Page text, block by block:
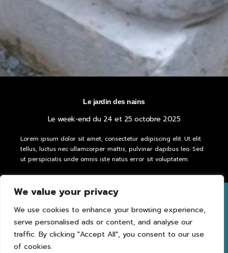
We value your privacy
We use cookies to enhance your browsing experience,
serve personalised ads or content, and analyse our
traffic. By clicking "Accept All", you consent to our use
of cookies.
Le jardin des nains
Le week-end du 24 et 25 octobre 2025
Lorem ipsum dolor sit amet, consectetur adipiscing elit. Ut elit
tellus, luctus nec ullamcorper mattis, pulvinar dapibus leo. Sed
ut perspiciatis unde omnis iste natus error sit voluptatem.